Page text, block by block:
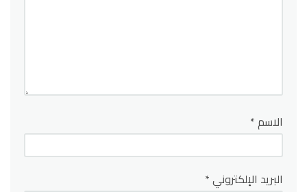
الاسم*
البريد الإلكتروني*